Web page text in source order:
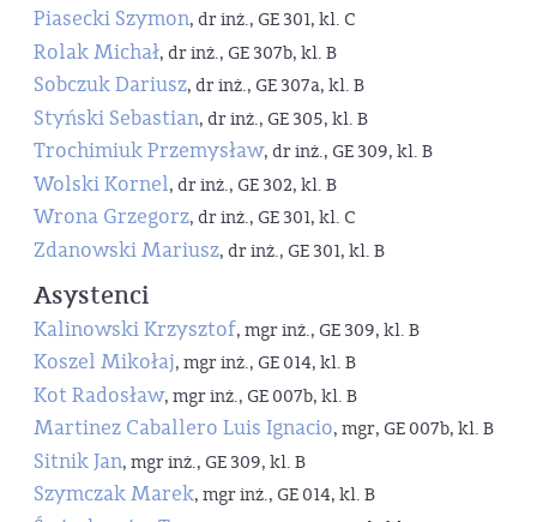
Piasecki Szymon, dr inż., GE 301, kl. C
Rolak Michał, dr inż., GE 307b, kl. B
Sobczuk Dariusz, dr inż., GE 307a, kl. B
Styński Sebastian, dr inż., GE 305, kl. B
Trochimiuk Przemysław, dr inż., GE 309, kl. B
Wolski Kornel, dr inż., GE 302, kl. B
Wrona Grzegorz, dr inż., GE 301, kl. C
Zdanowski Mariusz, dr inż., GE 301, kl. B
Asystenci
Kalinowski Krzysztof, mgr inż., GE 309, kl. B
Koszel Mikołaj, mgr inż., GE 014, kl. B
Kot Radosław, mgr inż., GE 007b, kl. B
Martinez Caballero Luis Ignacio, mgr, GE 007b, kl. B
Sitnik Jan, mgr inż., GE 309, kl. B
Szymczak Marek, mgr inż., GE 014, kl. B